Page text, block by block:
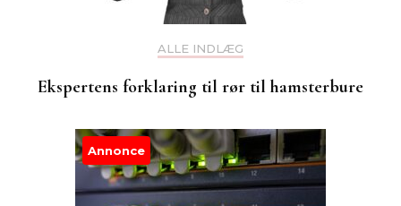
ALLE INDLÆG
Ekspertens forklaring til rør til hamsterbure
Annonce